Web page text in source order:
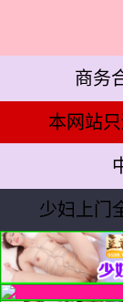
商务
本网站
少妇上门